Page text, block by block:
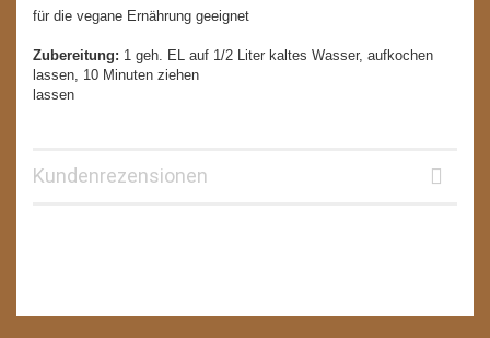
für die vegane Ernährung geeignet
Zubereitung: 1 geh. EL auf 1/2 Liter kaltes Wasser, aufkochen
lassen, 10 Minuten ziehen
lassen
Kundenrezensionen